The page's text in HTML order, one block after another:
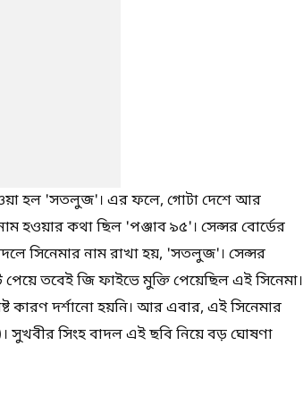
নেওয়া হল 'সতলুজ'। এর ফলে, গোটা দেশে আর
হওয়ার কথা ছিল 'পঞ্জাব ৯৫'। সেন্সর বোর্ডের
সিনেমার নাম রাখা হয়, 'সতলুজ'। সেন্সর
তবেই জি ফাইভে মুক্তি পেয়েছিল এই সিনেমা।
কারণ দর্শানো হয়নি। আর এবার, এই সিনেমার
সুখবীর সিংহ বাদল এই ছবি নিয়ে বড় ঘোষণা